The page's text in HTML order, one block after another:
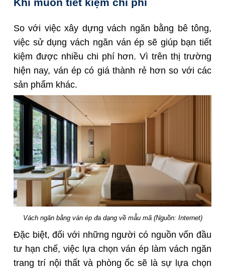
So với việc xây dựng vách ngăn bằng bê tông,
việc sử dụng vách ngăn ván ép sẽ giúp bạn tiết
kiệm được nhiều chi phí hơn. Vì trên thị trường
hiện nay, ván ép có giá thành rẻ hơn so với các
sản phẩm khác.
Vách ngăn bằng ván ép đa dạng về mẫu mã (Nguồn: Internet)
Đặc biệt, đối với những người có nguồn vốn đầu
tư hạn chế, việc lựa chọn ván ép làm vách ngăn
trang trí nội thất và phòng ốc sẽ là sự lựa chọn